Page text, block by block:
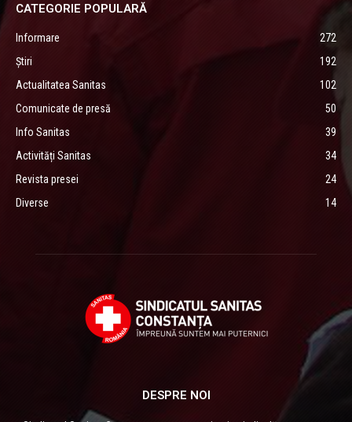
CATEGORIE POPULARĂ
Informare
272
Știri
192
Actualitatea Sanitas
102
Comunicate de presă
50
Info Sanitas
39
Activități Sanitas
34
Revista presei
24
Diverse
14
DESPRE NOI